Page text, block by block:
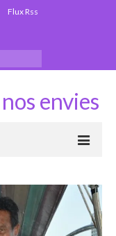
Flux Rss
envies